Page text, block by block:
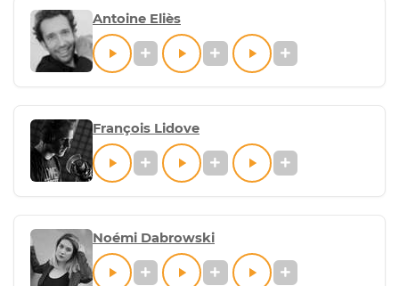
Antoine Eliès
François Lidove
Noémi Dabrowski